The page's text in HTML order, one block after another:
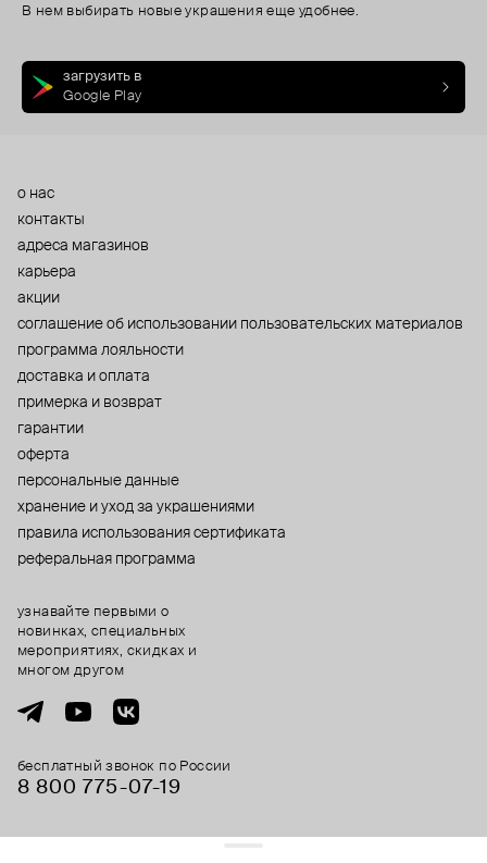
В нем выбирать новые украшения еще удобнее.
загрузить в
Google Play
о нас
контакты
адреса магазинов
карьера
акции
cоглашение об использовании пользовательских материалов
программа лояльности
доставка и оплата
примерка и возврат
гарантии
оферта
персональные данные
хранение и уход за украшениями
правила использования сертификата
реферальная программа
бесплатный звонок по России
8 800 775⁠-07⁠-19
узнавайте первыми о
новинках, специальных
мероприятиях, скидках и
многом другом